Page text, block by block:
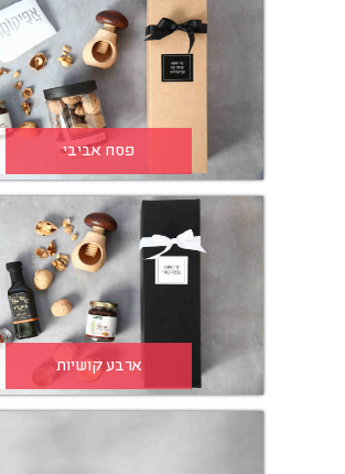
פסח אביבי
ארבע קושיות